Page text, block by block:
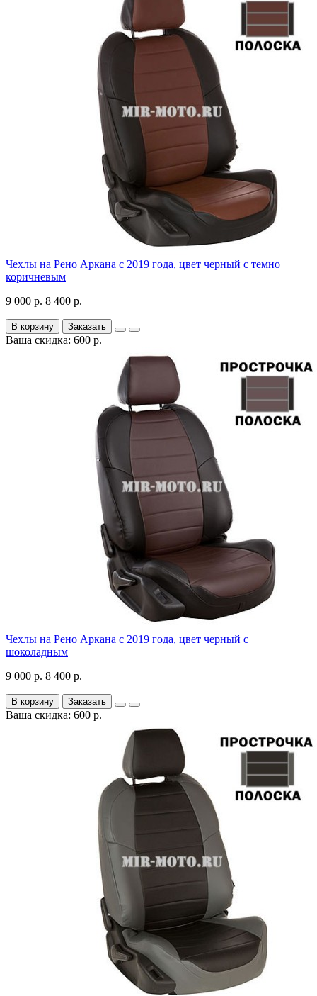
Чехлы на Рено Аркана с 2019 года, цвет черный с темно
коричневым
9 000 р. 8 400 р.
В корзину Заказать
Ваша скидка: 600 р.
Чехлы на Рено Аркана с 2019 года, цвет черный с
шоколадным
9 000 р. 8 400 р.
В корзину Заказать
Ваша скидка: 600 р.